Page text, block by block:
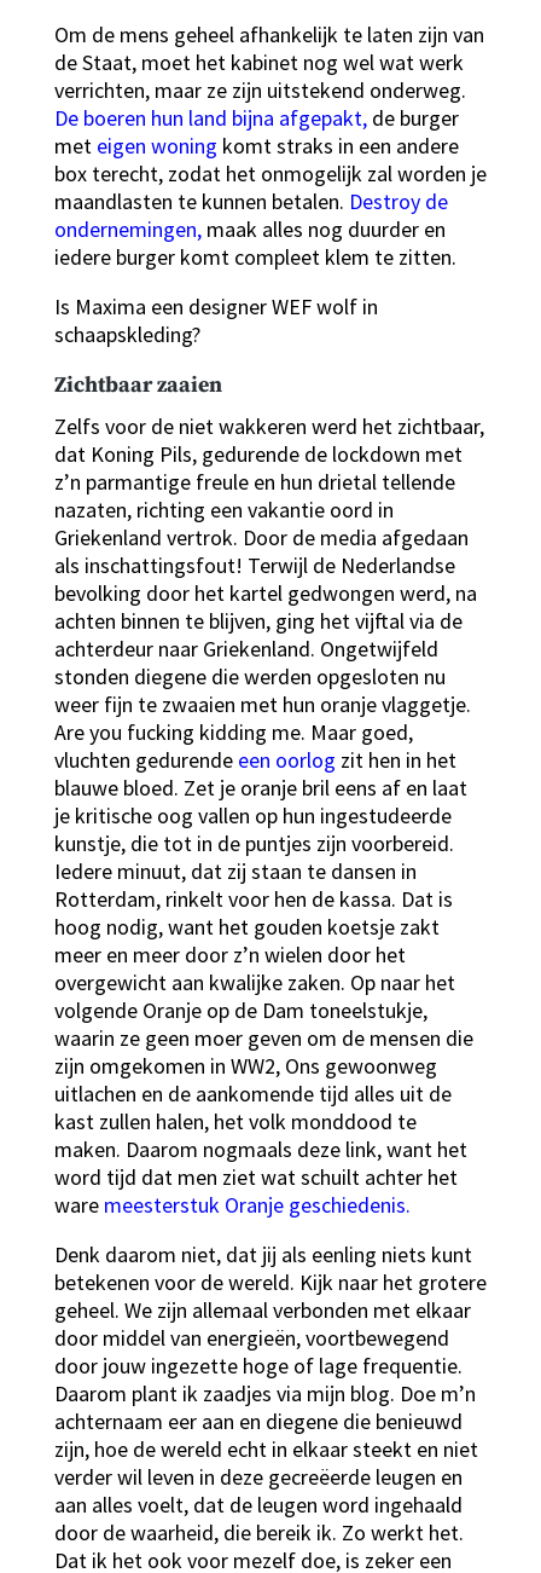
Om de mens geheel afhankelijk te laten zijn van
de Staat, moet het kabinet nog wel wat werk
verrichten, maar ze zijn uitstekend onderweg.
De boeren hun land bijna afgepakt,de burger
met eigen woning komt straks in een andere
box terecht, zodat het onmogelijk zal worden je
maandlasten te kunnen betalen. Destroy de
ondernemingen, maak alles nog duurder en
iedere burger komt compleet klem te zitten.
Is Maxima een designer WEF wolf in
schaapskleding?
Zichtbaar zaaien
Zelfs voor de niet wakkeren werd het zichtbaar,
dat Koning Pils, gedurende de lockdown met
z’n parmantige freule en hun drietal tellende
nazaten, richting een vakantie oord in
Griekenland vertrok. Door de media afgedaan
als inschattingsfout! Terwijl de Nederlandse
bevolking door het kartel gedwongen werd, na
achten binnen te blijven, ging het vijftal via de
achterdeur naar Griekenland. Ongetwijfeld
stonden diegene die werden opgesloten nu
weer fijn te zwaaien met hun oranje vlaggetje.
Are you fucking kidding me. Maar goed,
vluchten gedurende een oorlog zit hen in het
blauwe bloed. Zet je oranje bril eens af en laat
je kritische oog vallen op hun ingestudeerde
kunstje, die tot in de puntjes zijn voorbereid.
Iedere minuut, dat zij staan te dansen in
Rotterdam, rinkelt voor hen de kassa. Dat is
hoog nodig, want het gouden koetsje zakt
meer en meer door z’n wielen door het
overgewicht aan kwalijke zaken. Op naar het
volgende Oranje op de Dam toneelstukje,
waarin ze geen moer geven om de mensen die
zijn omgekomen in WW2, Ons gewoonweg
uitlachen en de aankomende tijd alles uit de
kast zullen halen, het volk monddood te
maken. Daarom nogmaals deze link, want het
word tijd dat men ziet wat schuilt achter het
ware meesterstuk Oranje geschiedenis.
Denk daarom niet, dat jij als eenling niets kunt
betekenen voor de wereld. Kijk naar het grotere
geheel. We zijn allemaal verbonden met elkaar
door middel van energieën, voortbewegend
door jouw ingezette hoge of lage frequentie.
Daarom plant ik zaadjes via mijn blog. Doe m’n
achternaam eer aan en diegene die benieuwd
zijn, hoe de wereld echt in elkaar steekt en niet
verder wil leven in deze gecreëerde leugen en
aan alles voelt, dat de leugen word ingehaald
door de waarheid, die bereik ik. Zo werkt het.
Dat ik het ook voor mezelf doe, is zeker een